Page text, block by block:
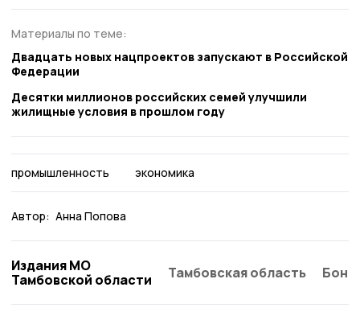
Материалы по теме:
Двадцать новых нацпроектов запускают в Российской
Федерации
Десятки миллионов российских семей улучшили
жилищные условия в прошлом году
промышленность экономика
Автор: Анна Попова
Издания МО
Тамбовской области
Тамбовская область